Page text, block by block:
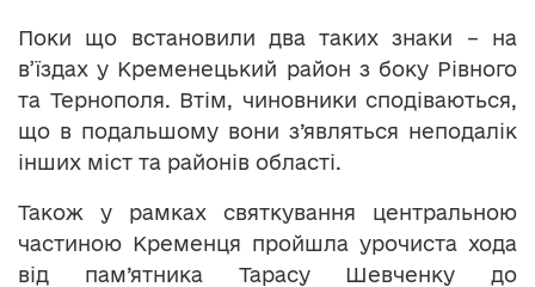
Поки що встановили два таких знаки – на
в’їздах у Кременецький район з боку Рівного
та Тернополя. Втім, чиновники сподіваються,
що в подальшому вони з’являться неподалік
інших міст та районів області.
Також у рамках святкування центральною
частиною Кременця пройшла урочиста хода
від пам’ятника Тарасу Шевченку до